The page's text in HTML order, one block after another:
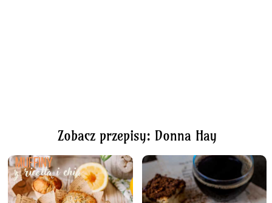
Zobacz przepisy: Donna Hay